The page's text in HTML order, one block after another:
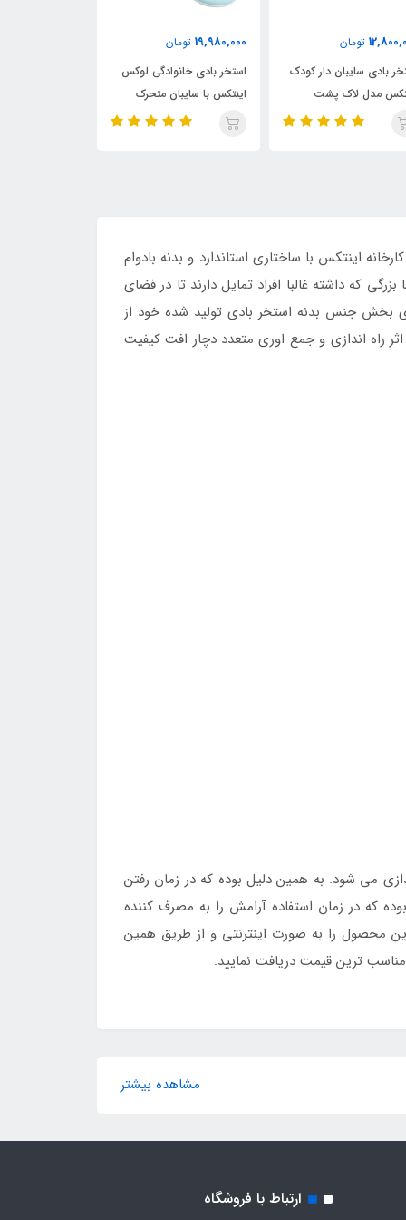
تومان
بادی خانوادگی لوکس
با سایبان متحرک
16,750,000 تومان
استخر بادی مستطیلی
خانوادگی اینتکس با نشیمنگاه
بادی
اینتکس با ساختاری استاندارد و بدنه بادوام
که داشته غالبا افراد تمایل دارند تا در فضای
بخش جنس بدنه استخر بادی تولید شده خود از
راه اندازی و جمع اوری متعدد دچار افت کیفیت
راه اندازی می شود. به همین دلیل بوده که در زمان رفتن
که در زمان استفاده آرامش را به مصرف کننده
محصول را به صورت اینترنتی و از طریق همین
مناسب ترین قیمت دریافت نمایید.
مشاهده بیشتر
ارتباط با فروشگاه